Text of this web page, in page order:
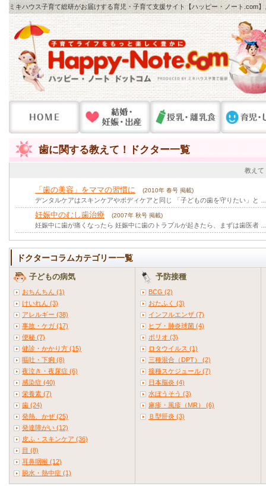
ミキハウス子育て総研がお届けする育児・子育て支援サイト【ハッピー・ノート
歯に関する教えて！ドクター一覧
教えて
「歯の美容」をママの習慣に (2010年 春号 掲載)
デンタルケアはスキンケアやボディケアと同じ 「子どもの歯を守りたい」と
妊娠中のむし歯治療 (2007年 秋号 掲載)
妊娠中に歯が痛くなったら 妊娠中に歯のトラブルが起きたら、まずは歯医者
ドクターコラムカテゴリー一覧
子どもの病気
おちんちん (1)
けいれん (3)
アレルギー (38)
事故・ケガ (17)
便秘 (7)
健診・かかり方 (15)
嘔吐・下痢 (8)
夜泣き・夜尿症 (6)
感染症 (40)
栄養素 (7)
歯 (24)
発熱、かぜ (25)
発達障がい (12)
皮ふ・スキンケア (36)
目 (8)
耳鼻咽喉 (12)
脱水・熱中症 (1)
予防接種
BCG (2)
おたふく (3)
インフルエンザ (7)
ヒブ・肺炎球菌 (4)
ポリオ (3)
ロタウイルス (1)
三種混合（DPT） (2)
接種スケジュール (7)
日本脳炎 (4)
水ぼうそう (3)
麻疹・風疹（MR） (6)
Ｂ型肝炎 (3)